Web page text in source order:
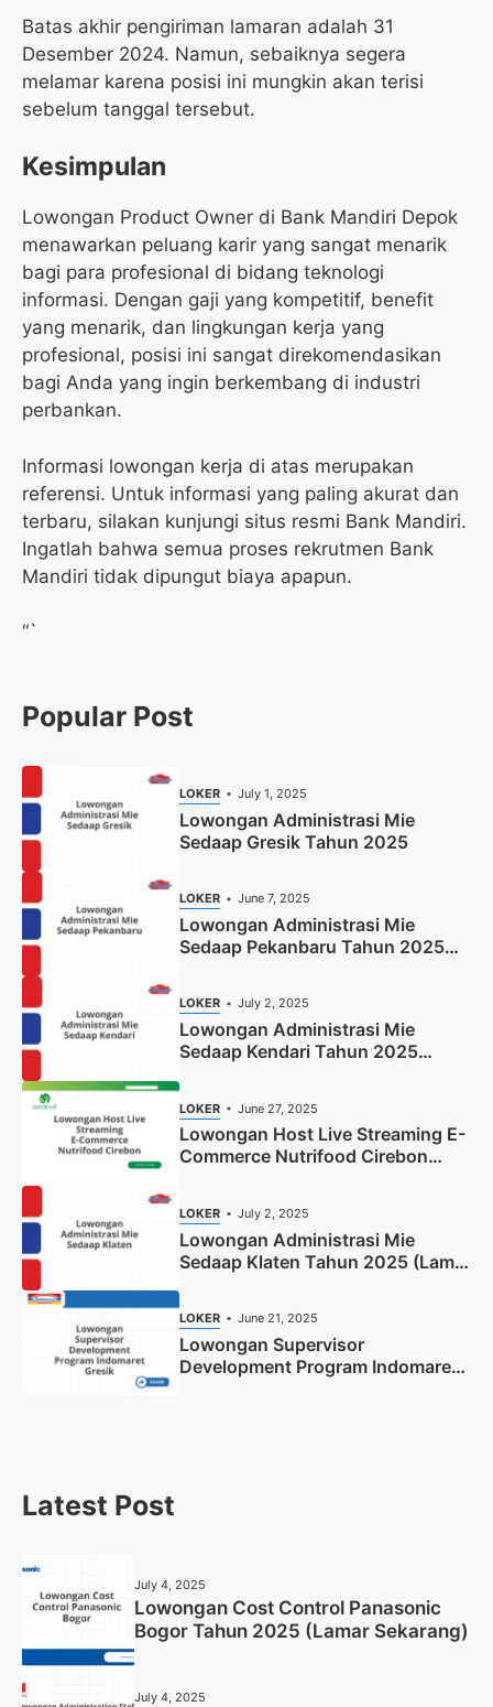
Batas akhir pengiriman lamaran adalah 31
Desember 2024. Namun, sebaiknya segera
melamar karena posisi ini mungkin akan terisi
sebelum tanggal tersebut.
Kesimpulan
Lowongan Product Owner di Bank Mandiri Depok
menawarkan peluang karir yang sangat menarik
bagi para profesional di bidang teknologi
informasi. Dengan gaji yang kompetitif, benefit
yang menarik, dan lingkungan kerja yang
profesional, posisi ini sangat direkomendasikan
bagi Anda yang ingin berkembang di industri
perbankan.
Informasi lowongan kerja di atas merupakan
referensi. Untuk informasi yang paling akurat dan
terbaru, silakan kunjungi situs resmi Bank Mandiri.
Ingatlah bahwa semua proses rekrutmen Bank
Mandiri tidak dipungut biaya apapun.
“`
Popular Post
LOKER July 1, 2025
Lowongan Administrasi Mie
Sedaap Gresik Tahun 2025
LOKER June 7, 2025
Lowongan Administrasi Mie
Sedaap Pekanbaru Tahun 2025
LOKER July 2, 2025
Lowongan Administrasi Mie
Sedaap Kendari Tahun 2025
LOKER June 27, 2025
Lowongan Host Live Streaming E-
Commerce Nutrifood Cirebon
LOKER July 2, 2025
Lowongan Administrasi Mie
Sedaap Klaten Tahun 2025 (Lamar
LOKER June 21, 2025
Lowongan Supervisor
Development Program Indomaret
Latest Post
July 4, 2025
Lowongan Cost Control Panasonic
Bogor Tahun 2025 (Lamar Sekarang)
July 4, 2025